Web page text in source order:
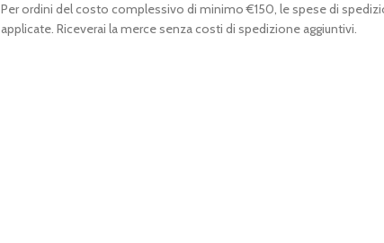
Per ordini del costo complessivo di minimo €150, le spese di
applicate. Riceverai la merce senza costi di spedizione aggiuntivi.